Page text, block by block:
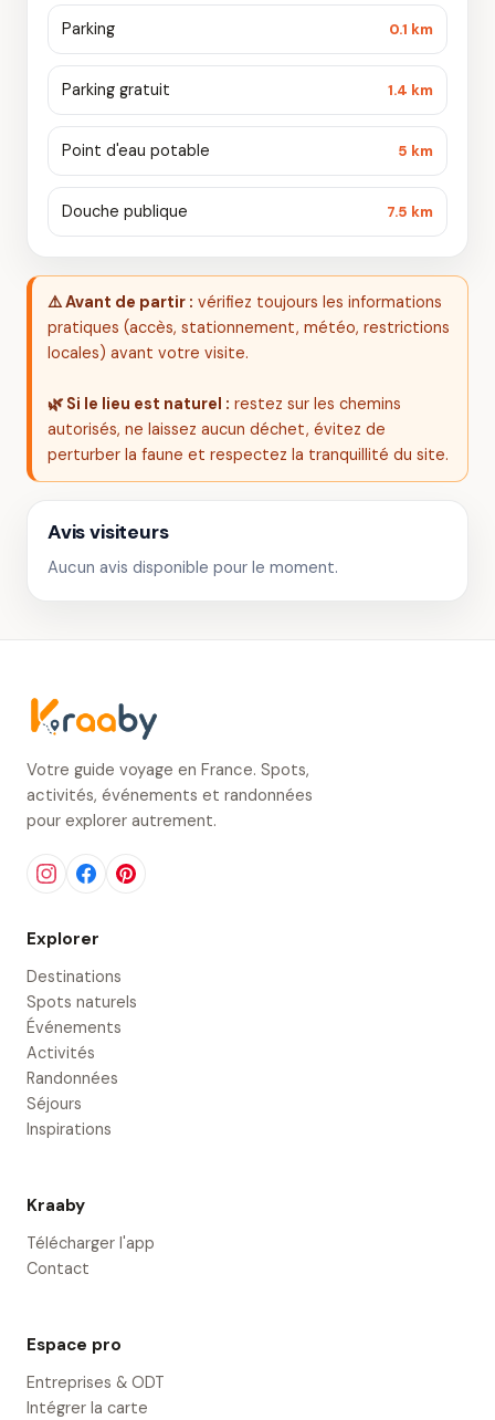
Parking 0.1 km
Parking gratuit 1.4 km
Point d'eau potable 5 km
Douche publique 7.5 km
⚠️ Avant de partir : vérifiez toujours les informations
pratiques (accès, stationnement, météo, restrictions
locales) avant votre visite.
🌿 Si le lieu est naturel : restez sur les chemins
autorisés, ne laissez aucun déchet, évitez de
perturber la faune et respectez la tranquillité du site.
Avis visiteurs
Aucun avis disponible pour le moment.
Votre guide voyage en France. Spots,
activités, événements et randonnées
pour explorer autrement.
Explorer
Destinations
Spots naturels
Événements
Activités
Randonnées
Séjours
Inspirations
Kraaby
Télécharger l'app
Contact
Espace pro
Entreprises & ODT
Intégrer la carte